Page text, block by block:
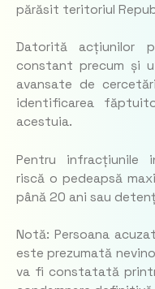
părăsit teritoriul
Datorită acțiunilor
constant precum și
avansate de
identificarea
acestuia.
Pentru infracțiunile
riscă o pedeapsă
până 20 ani sau
Notă: Persoana
este prezumată
va fi constatată